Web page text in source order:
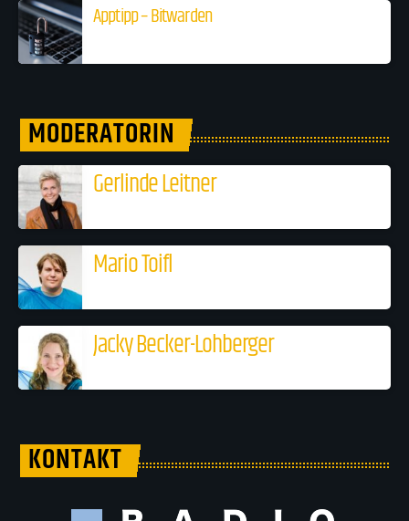
Apptipp – Bitwarden
MODERATORIN
Gerlinde Leitner
Mario Toifl
Jacky Becker-Lohberger
KONTAKT